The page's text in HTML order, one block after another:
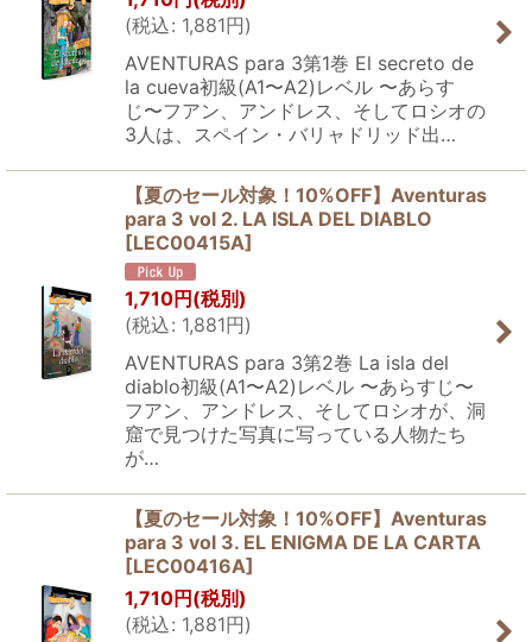
(税込: 1,881円)
AVENTURAS para 3第1巻 El secreto de
la cueva初級(A1〜A2)レベル 〜あらす
じ〜フアン、アンドレス、そしてロシオの
3人は、スペイン・バリャドリッド出…
【夏のセール対象！10%OFF】Aventuras
para 3 vol 2. LA ISLA DEL DIABLO
[LEC00415A]
1,710円 (税別)
(税込: 1,881円)
AVENTURAS para 3第2巻 La isla del
diablo初級(A1〜A2)レベル 〜あらすじ〜
フアン、アンドレス、そしてロシオが、洞
窟で見つけた写真に写っている人物たち
が…
【夏のセール対象！10%OFF】Aventuras
para 3 vol 3. EL ENIGMA DE LA CARTA
[LEC00416A]
1,710円 (税別)
(税込: 1,881円)